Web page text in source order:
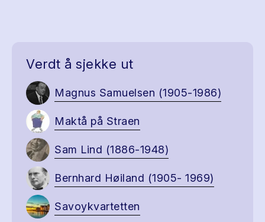
Verdt å sjekke ut
Magnus Samuelsen (1905-1986)
Maktå på Straen
Sam Lind (1886-1948)
Bernhard Høiland (1905- 1969)
Savoykvartetten